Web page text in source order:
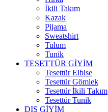
İkili Takım
Kazak
Pijama
Sweatshirt
Tulum
Tunik
TESETTÜR GİYİM
Tesettür Elbise
Tesettür Gömlek
Tesettür İkili Takım
Tesettür Tunik
DIŞ GİYİM